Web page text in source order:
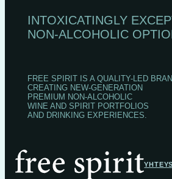
INTOXICATINGLY
NON‑ALCOHOLIC
FREE SPIRIT IS A QUALITY-LED
CREATING NEW-GENERATION
PREMIUM NON-ALCOHOLIC
WINE AND SPIRIT PORTFOLIOS
AND DRINKING EXPERIENCES.